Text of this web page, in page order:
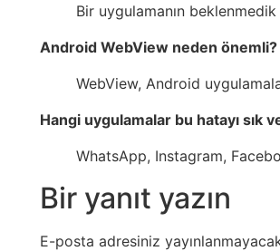
Bir uygulamanın
Android WebView neden önemli?
WebView, Android
Hangi uygulamalar bu hatayı sık
WhatsApp, Instagram,
Bir yanıt yazın
E-posta adresiniz